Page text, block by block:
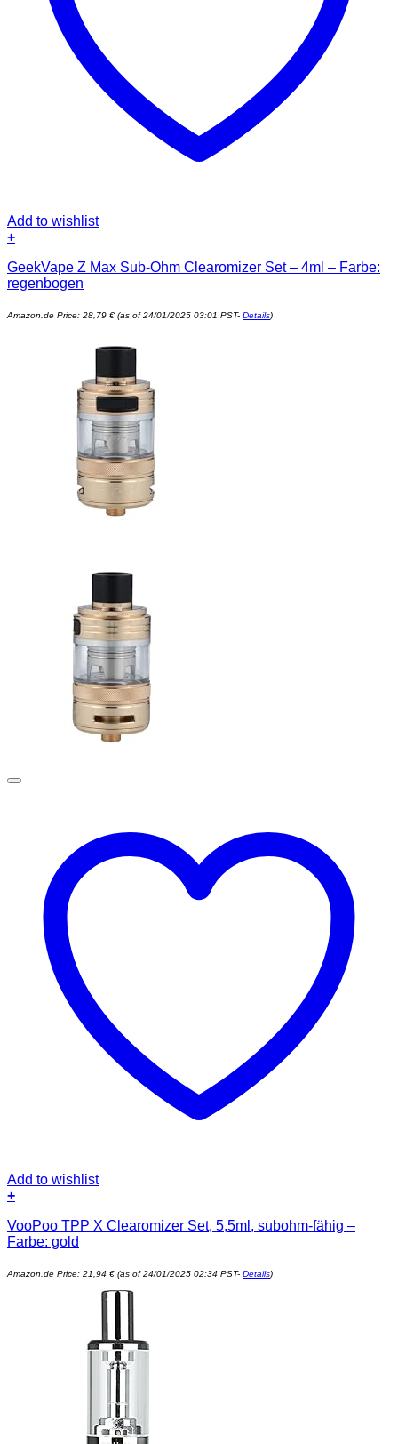
Add to wishlist
+
GeekVape Z Max Sub-Ohm Clearomizer Set – 4ml – Farbe:
regenbogen
Amazon.de Price: 28,79 € (as of 24/01/2025 03:01 PST- Details)
Add to wishlist
+
VooPoo TPP X Clearomizer Set, 5,5ml, subohm-fähig –
Farbe: gold
Amazon.de Price: 21,94 € (as of 24/01/2025 02:34 PST- Details)